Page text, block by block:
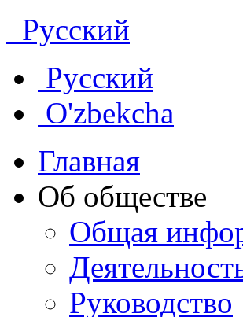
Русский
Русский
O'zbekcha
Главная
Об обществе
Общая
Руководство